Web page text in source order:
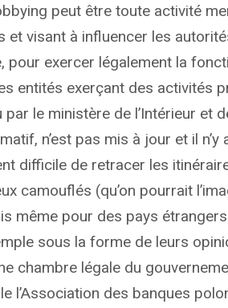
peut être toute activité
et visant à influencer les
pour exercer légalement la
entités exerçant des activités
le ministère de l’Intérieur et
n’est pas mis à jour et il
difficile de retracer les
camouflés (qu’on pourrait
même pour des pays
sous la forme de leurs
chambre légale du
l’Association des banques